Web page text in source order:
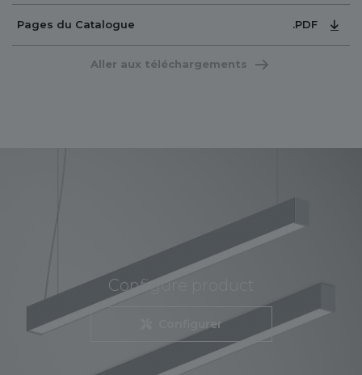
Pages du Catalogue .PDF
Aller aux téléchargements
Configure product
Configurer